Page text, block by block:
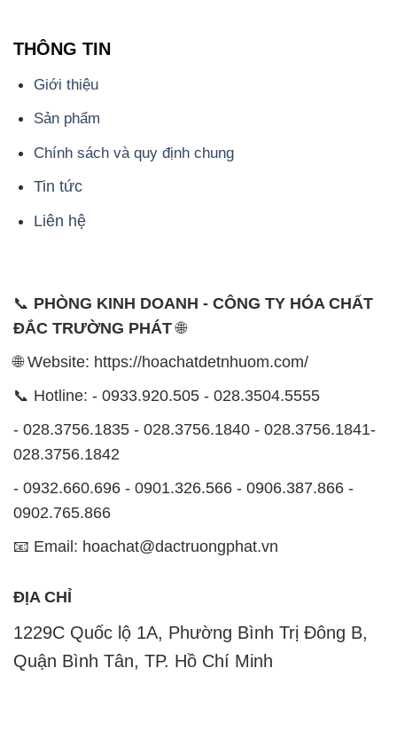
THÔNG TIN
Giới thiệu
Sản phẩm
Chính sách và quy định chung
Tin tức
Liên hệ
📞 PHÒNG KINH DOANH - CÔNG TY HÓA CHẤT
ĐẮC TRƯỜNG PHÁT🌐
🌐 Website: https://hoachatdetnhuom.com/
📞 Hotline: - 0933.920.505 - 028.3504.5555
- 028.3756.1835 - 028.3756.1840 - 028.3756.1841-
028.3756.1842
- 0932.660.696 - 0901.326.566 - 0906.387.866 -
0902.765.866
📧 Email: hoachat@dactruongphat.vn
ĐỊA CHỈ
1229C Quốc lộ 1A, Phường Bình Trị Đông B,
Quận Bình Tân, TP. Hồ Chí Minh